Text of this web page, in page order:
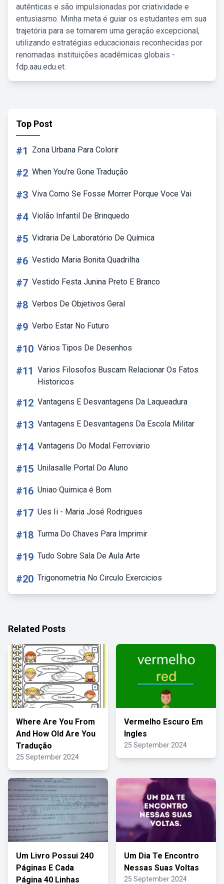
autênticas e são impulsionadas por criatividade e
entusiasmo. Minha meta é guiar os estudantes em sua
trajetória para se tornarem uma geração excepcional,
utilizando estratégias educacionais reconhecidas por
renomadas instituições acadêmicas globais -
fdp.aau.edu.et.
Top Post
#1 Zona Urbana Para Colorir
#2 When You're Gone Tradução
#3 Viva Como Se Fosse Morrer Porque Voce Vai
#4 Violão Infantil De Brinquedo
#5 Vidraria De Laboratório De Química
#6 Vestido Maria Bonita Quadrilha
#7 Vestido Festa Junina Preto E Branco
#8 Verbos De Objetivos Geral
#9 Verbo Estar No Futuro
#10 Vários Tipos De Desenhos
#11 Varios Filosofos Buscam Relacionar Os Fatos
Historicos
#12 Vantagens E Desvantagens Da Laqueadura
#13 Vantagens E Desvantagens Da Escola Militar
#14 Vantagens Do Modal Ferroviario
#15 Unilasalle Portal Do Aluno
#16 Uniao Quimica é Bom
#17 Ues Ii - Maria José Rodrigues
#18 Turma Do Chaves Para Imprimir
#19 Tudo Sobre Sala De Aula Arte
#20 Trigonometria No Circulo Exercicios
Related Posts
Where Are You From
And How Old Are You
Tradução
25 September 2024
Vermelho Escuro Em
Ingles
25 September 2024
Um Livro Possui 240
Páginas E Cada
Página 40 Linhas
Um Dia Te Encontro
Nessas Suas Voltas
25 September 2024